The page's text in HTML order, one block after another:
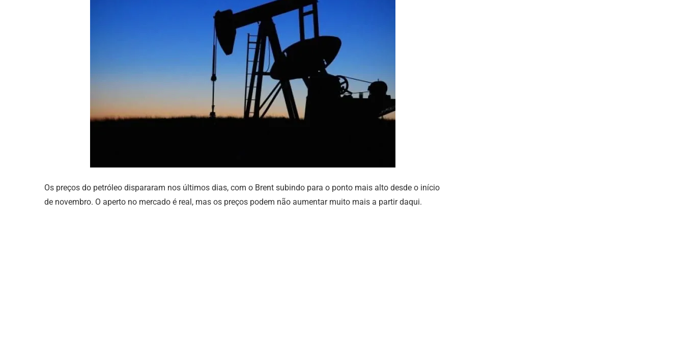
Os preços do petróleo dispararam nos últimos dias, com o Brent subindo para o ponto mais alto desde o início
de novembro. O aperto no mercado é real, mas os preços podem não aumentar muito mais a partir daqui.